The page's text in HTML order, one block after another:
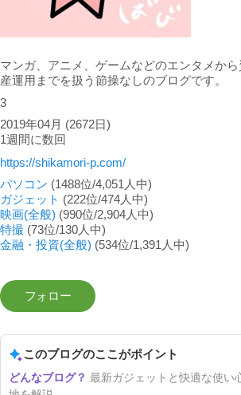
マンガ、アニメ、ゲームなどのエンタメから
産運用までを扱う節操なしのブログです。
3
2019年04月 (2672日)
1週間に数回
https://shikamori-p.com/
パソコン (1488位/4,051人中)
ガジェット (222位/474人中)
映画(全般) (990位/2,904人中)
特撮 (73位/130人中)
金融・投資(全般) (534位/1,391人中)
このブログのここがポイント
最新ガジェットと快適な使い